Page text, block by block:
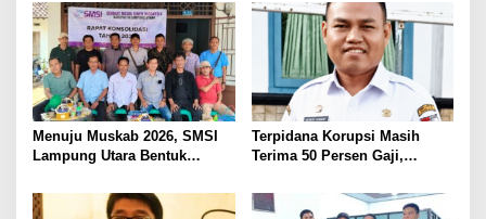
Kepastian Hukum Tak Boleh
Berlarut
Menuju Muskab 2026, SMSI
Lampung Utara Bentuk
Kepengurusan
Terpidana Korupsi Masih
Terima 50 Persen Gaji,
Tunggu Keputusan BKN